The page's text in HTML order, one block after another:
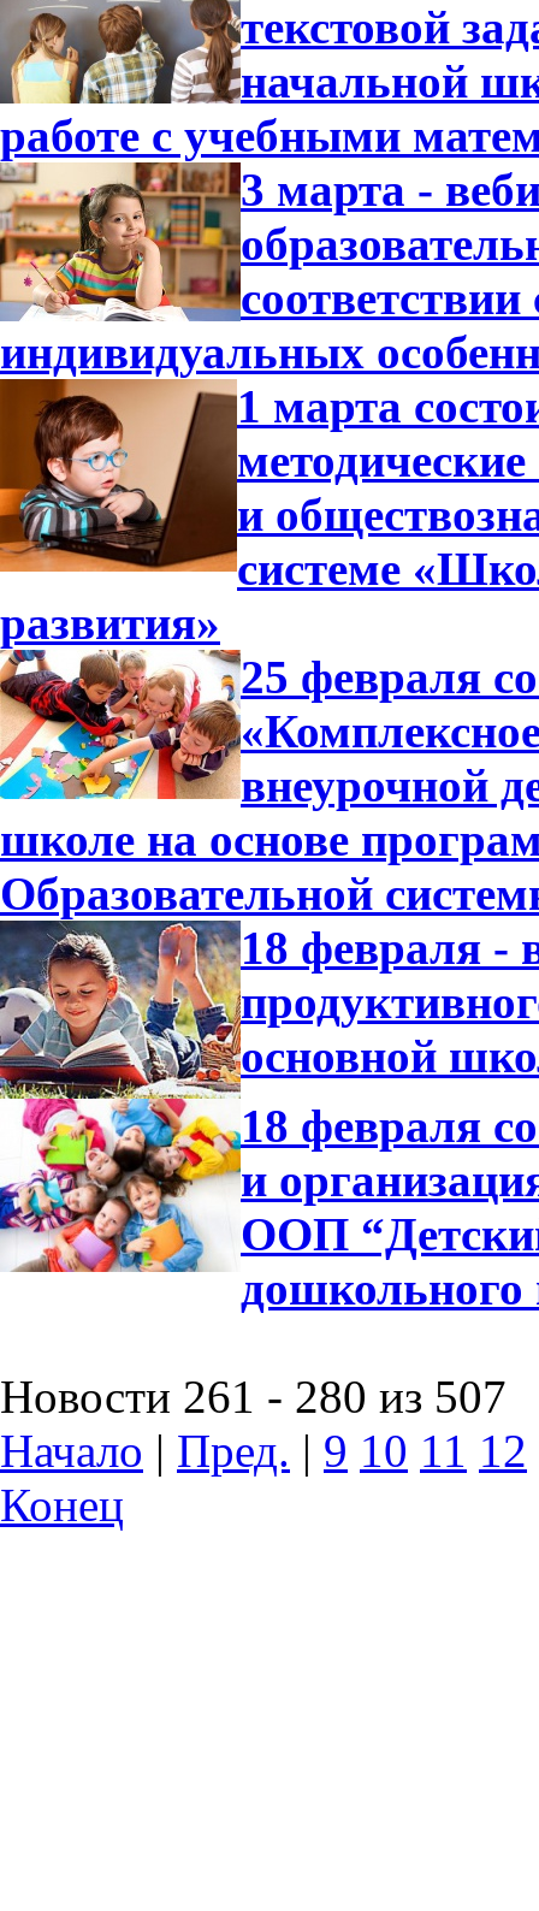
текстовой
начальной
работе с учебными
3 марта -
индивидуальных
1 марта
и
системе
развития»
25 февраля
внеурочной
школе на основе
Образовательной
18 февраля -
основной
18 февраля
и
ООП
дошкольного
Новости 261 - 280 из 507
Начало | Пред. | 9 10 11 12
Конец